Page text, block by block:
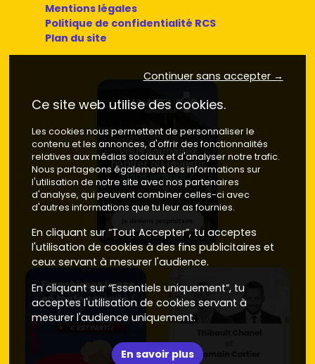
Mentions légales
Politique de confidentialité RCS
Plan du site
Continuer sans accepter →
Ce site web utilise des cookies.
Les cookies nous permettent de personnaliser le
contenu et les annonces, d'offrir des fonctionnalités
relatives aux médias sociaux et d'analyser notre trafic.
Nous partageons également des informations sur
l'utilisation de notre site avec nos partenaires
d'analyse, qui peuvent combiner celles-ci avec
d'autres informations que tu leur as fournies.
En cliquant sur “Tout Accepter”, tu acceptes
l'utilisation de cookies à des fins publicitaires et
ceux servant à mesurer l'audience.
En cliquant sur “Essentiels uniquement”, tu
acceptes l'utilisation de cookies servant à
mesurer l'audience uniquement.
En savoir plus